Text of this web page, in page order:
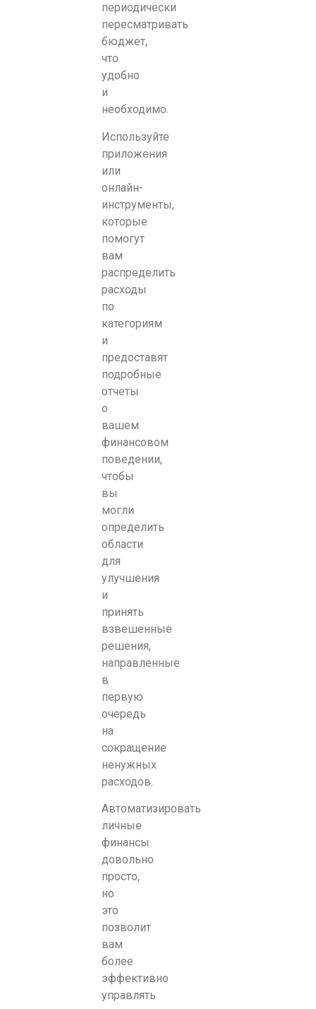
периодически
пересматривать
бюджет,
что
удобно
и
необходимо.
Используйте
приложения
или
онлайн-
инструменты,
которые
помогут
вам
распределить
расходы
по
категориям
и
предоставят
подробные
отчеты
о
вашем
финансовом
поведении,
чтобы
вы
могли
определить
области
для
улучшения
и
принять
взвешенные
решения,
направленные
в
первую
очередь
на
сокращение
ненужных
расходов.
Автоматизировать
личные
финансы
довольно
просто,
но
это
позволит
вам
более
эффективно
управлять